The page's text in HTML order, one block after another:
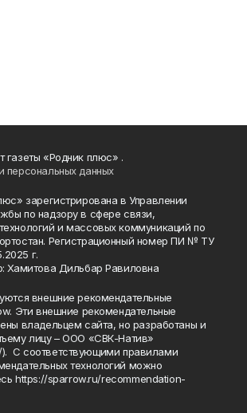
«Родник плюс» .
персональных данных
зарегистрирована в Управлении
по надзору в сфере связи,
и массовых коммуникаций по
Регистрационный номер ПИ № ТУ
г.
Хамитова Дильбар Равиловна
внешние рекомендательные
Эти внешние рекомендательные
владельцем сайта, но разработаны и
лицу – ООО «СВК-Натив»
). С соответствующими правилами
технологий можно
https://sparrow.ru/recommendation-